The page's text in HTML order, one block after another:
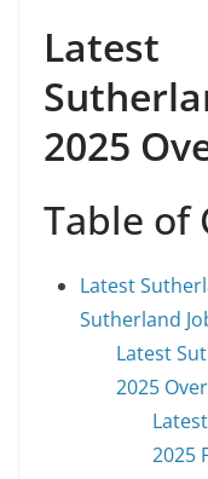
Latest
2025
Table of
Latest
Sutherland
Latest
2025
2025